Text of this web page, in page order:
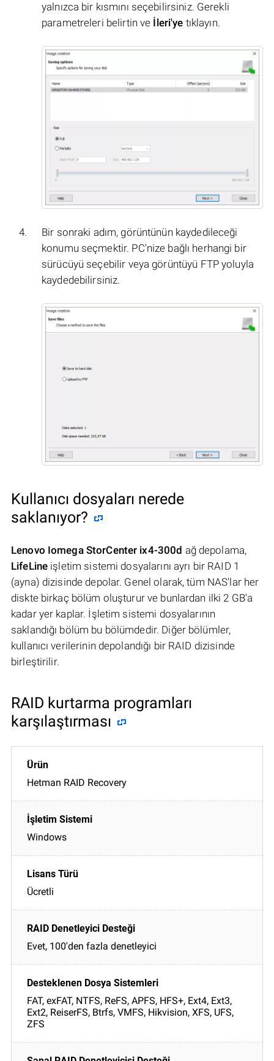
yalnızca bir kısmını seçebilirsiniz. Gerekli
parametreleri belirtin ve İleri'ye tıklayın.
Bir sonraki adım, görüntünün kaydedileceği
konumu seçmektir. PC'nize bağlı herhangi bir
sürücüyü seçebilir veya görüntüyü FTP yoluyla
kaydedebilirsiniz.
Kullanıcı dosyaları nerede
saklanıyor?
Lenovo Iomega StorCenter ix4-300d ağ depolama,
LifeLine işletim sistemi dosyalarını ayrı bir RAID 1
(ayna) dizisinde depolar. Genel olarak, tüm NAS'lar her
diskte birkaç bölüm oluşturur ve bunlardan ilki 2 GB'a
kadar yer kaplar. İşletim sistemi dosyalarının
saklandığı bölüm bu bölümdedir. Diğer bölümler,
kullanıcı verilerinin depolandığı bir RAID dizisinde
birleştirilir.
RAID kurtarma programları
karşılaştırması
Hetman RAID Recovery
Windows
Ücretli
Evet, 100'den fazla denetleyici
FAT, exFAT, NTFS, ReFS, APFS, HFS+, Ext4, Ext3,
Ext2, ReiserFS, Btrfs, VMFS, Hikvision, XFS, UFS,
ZFS